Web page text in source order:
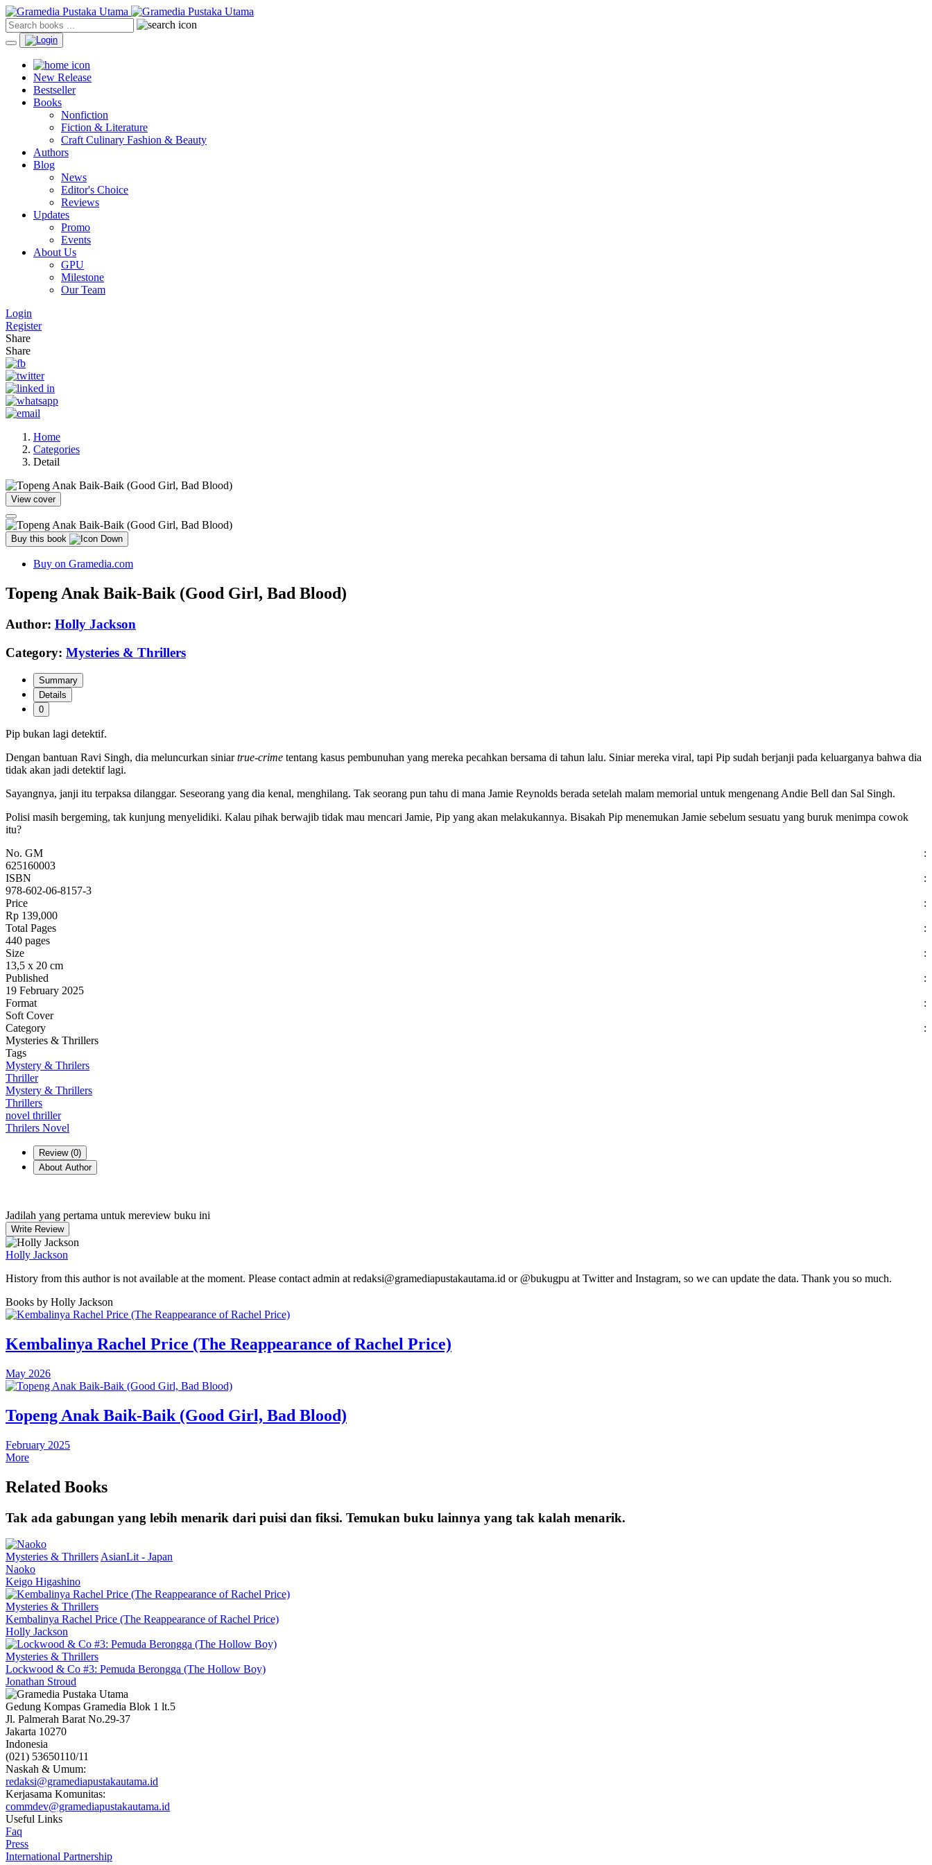
New Release
Bestseller
Books
Nonfiction
Fiction & Literature
Craft Culinary Fashion & Beauty
Authors
Blog
News
Editor's Choice
Reviews
Updates
Promo
Events
About Us
GPU
Milestone
Our Team
Login
Register
Share
Share
Home
Categories
Detail
View cover
Buy this book
Buy on Gramedia.com
Topeng Anak Baik-Baik (Good Girl, Bad Blood)
Author: Holly Jackson
Category: Mysteries & Thrillers
Summary
Details
0
Pip bukan lagi detektif.
Dengan bantuan Ravi Singh, dia meluncurkan siniartrue-crime tentang kasus pembunuhan yang mereka pecahkan bersama di tahun lalu. Siniar mereka viral, tapi Pip sudah berjanji pada keluarganya bahwa dia
tidak akan jadi detektif lagi.
Sayangnya, janji itu terpaksa dilanggar. Seseorang yang dia kenal, menghilang. Tak seorang pun tahu di mana Jamie Reynolds berada setelah malam memorial untuk mengenang Andie Bell dan Sal Singh.
Polisi masih bergeming, tak kunjung menyelidiki. Kalau pihak berwajib tidak mau mencari Jamie, Pip yang akan melakukannya. Bisakah Pip menemukan Jamie sebelum sesuatu yang buruk menimpa cowok
itu?
No. GM
:
625160003
ISBN
:
978-602-06-8157-3
Price
:
Rp 139,000
Total Pages
:
440 pages
Size
:
13,5 x 20 cm
Published
:
19 February 2025
Format
:
Soft Cover
Category
:
Mysteries & Thrillers
Tags
Mystery & Thrilers
Thriller
Mystery & Thrillers
Thrillers
novel thriller
Thrilers Novel
Review (0)
About Author
Jadilah yang pertama untuk mereview buku ini
Write Review
Holly Jackson
History from this author is not available at the moment. Please contact admin at redaksi@gramediapustakautama.id or @bukugpu at Twitter and Instagram, so we can update the data. Thank you so much.
Books by Holly Jackson
Kembalinya Rachel Price (The Reappearance of Rachel Price)
May 2026
Topeng Anak Baik-Baik (Good Girl, Bad Blood)
February 2025
More
Related Books
Tak ada gabungan yang lebih menarik dari puisi dan fiksi. Temukan buku lainnya yang tak kalah menarik.
Mysteries & ThrillersAsianLit - Japan
Naoko
Keigo Higashino
Mysteries & Thrillers
Kembalinya Rachel Price (The Reappearance of Rachel Price)
Holly Jackson
Mysteries & Thrillers
Lockwood & Co #3: Pemuda Berongga (The Hollow Boy)
Jonathan Stroud
Gedung Kompas Gramedia Blok 1 lt.5
Jl. Palmerah Barat No.29-37
Jakarta 10270
Indonesia
(021) 53650110/11
Naskah & Umum:
redaksi@gramediapustakautama.id
Kerjasama Komunitas:
commdev@gramediapustakautama.id
Useful Links
Faq
Press
International Partnership